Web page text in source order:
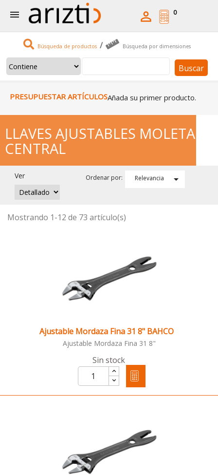
 
Búsqueda de productos / Búsqueda por dimensiones
Buscar
0
PRESUPUESTAR ARTÍCULOSAñada su primer producto.
LLAVES AJUSTABLES MOLETA
CENTRAL
Ver Ordenar por: Relevancia 
Mostrando 1-12 de 73 artículo(s)
Ajustable Mordaza Fina 31 8" BAHCO
Ajustable Mordaza Fina 31 8"
Sin stock